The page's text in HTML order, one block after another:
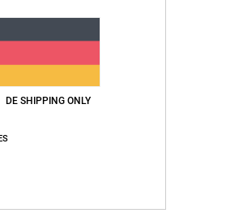
basierend auf246 verifizierten Bewertungen
Leistungs-Verhältnis
DE SHIPPING ONLY